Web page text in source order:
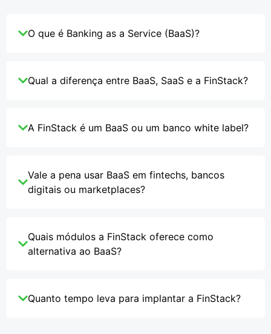
O que é Banking as a Service (BaaS)?
Qual a diferença entre BaaS, SaaS e a FinStack?
A FinStack é um BaaS ou um banco white label?
Vale a pena usar BaaS em fintechs, bancos
digitais ou marketplaces?
Quais módulos a FinStack oferece como
alternativa ao BaaS?
Quanto tempo leva para implantar a FinStack?